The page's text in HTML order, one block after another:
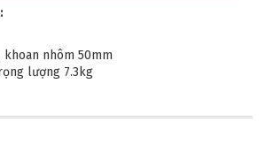
khoan nhôm 50mm
lượng 7.3kg